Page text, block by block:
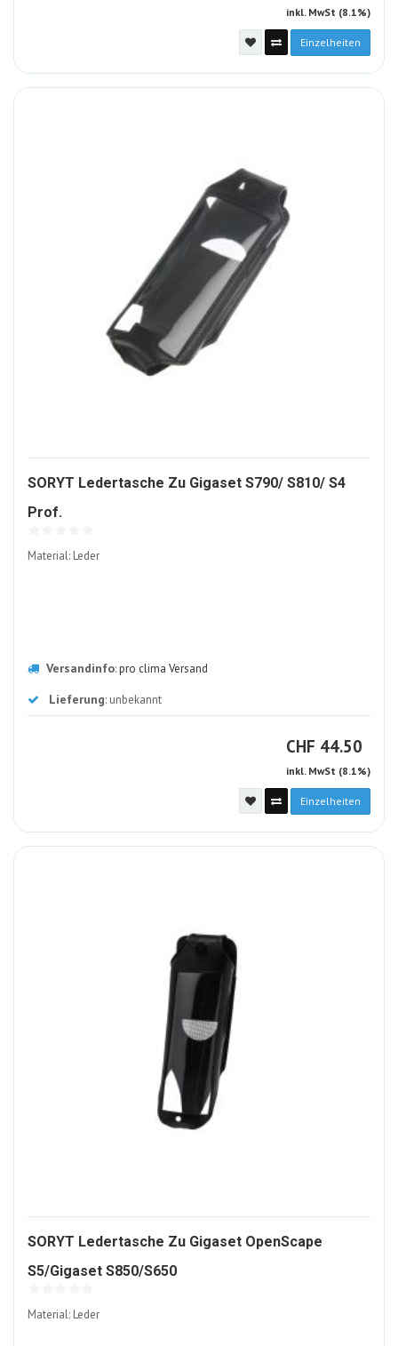
inkl. MwSt (8.1%)
Einzelheiten
SORYT Ledertasche Zu Gigaset S790/ S810/ S4
Prof.
Material: Leder
Versandinfo:pro clima Versand
Lieferung: unbekannt
CHF CHF
44.50
inkl. MwSt (8.1%)
Einzelheiten
SORYT Ledertasche Zu Gigaset OpenScape
S5/Gigaset S850/S650358300-
Material: Leder